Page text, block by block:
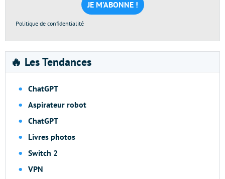
*
Politique de confidentialité
🔥 Les Tendances
ChatGPT
Aspirateur robot
ChatGPT
Livres photos
Switch 2
VPN